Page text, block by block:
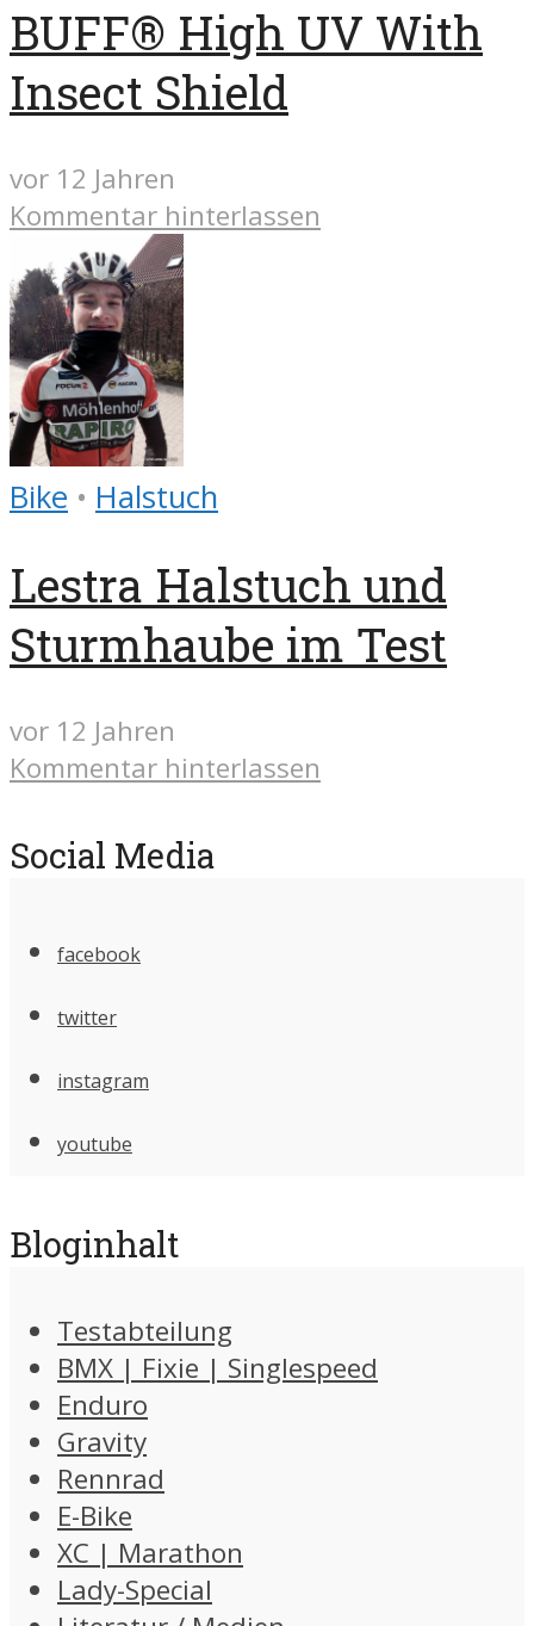
BUFF® High UV With
Insect Shield
vor 12 Jahren
Kommentar hinterlassen
Bike • Halstuch
Lestra Halstuch und
Sturmhaube im Test
vor 12 Jahren
Kommentar hinterlassen
Social Media
facebook
twitter
instagram
youtube
Bloginhalt
Testabteilung
BMX | Fixie | Singlespeed
Enduro
Gravity
Rennrad
E-Bike
XC | Marathon
Lady-Special